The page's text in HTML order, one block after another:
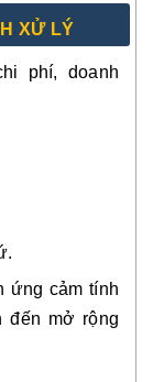
XỬ LÝ
phí, doanh
ứng cảm tính
đến mở rộng